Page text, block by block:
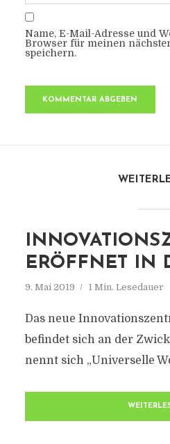
Name, E-Mail-Adresse und
Browser für meinen
speichern.
ERÖFFNET IN
9. Mai 2019 1 Min. Lesedauer
Das neue
befindet sich an der
nennt sich „Universelle